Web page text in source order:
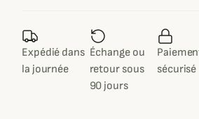
Expédié dans
la journée
Échange ou
retour sous
90 jours
sécurisé